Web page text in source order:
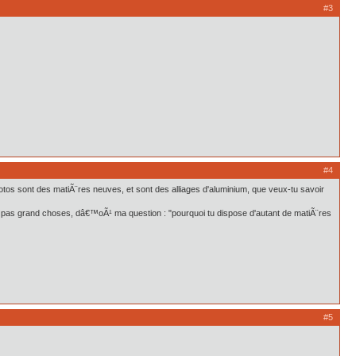
#3
#4
sont des matiÃ¨res neuves, et sont des alliages d'aluminium, que veux-tu savoir
grand choses, dâ€™oÃ¹ ma question : "pourquoi tu dispose d'autant de matiÃ¨res
#5